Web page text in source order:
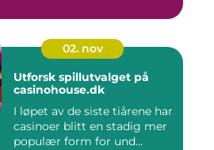
02. nov
Utforsk spillutvalget på
casinohouse.dk
I løpet av de siste tiårene har
casinoer blitt en stadig mer
populær form for und...